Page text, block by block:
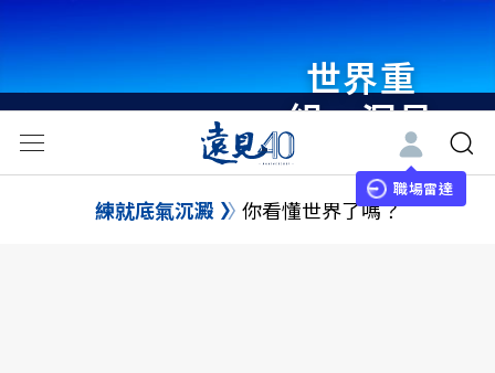
世界重
組・洞見
未來 與
世界領袖
職場雷達
練就底氣沉澱 你看懂世界了嗎？